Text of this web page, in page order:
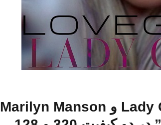
آهنگ جدید Lady Gaga و Marilyn Manson